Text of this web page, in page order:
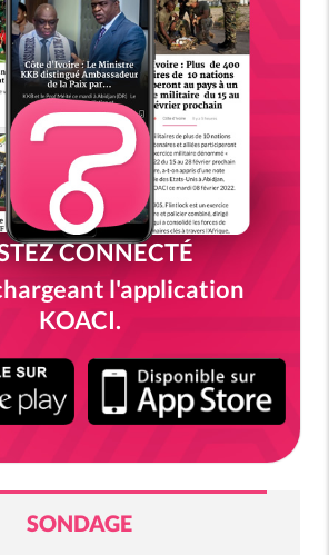
CONNECTÉ
l'application
KOACI.
SONDAGE